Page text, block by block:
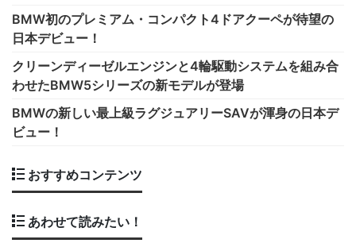
BMW初のプレミアム・コンパクト4ドアクーペが待望の
日本デビュー！
クリーンディーゼルエンジンと4輪駆動システムを組み合
わせたBMW5シリーズの新モデルが登場
BMWの新しい最上級ラグジュアリーSAVが渾身の日本デ
ビュー！
おすすめコンテンツ
あわせて読みたい！